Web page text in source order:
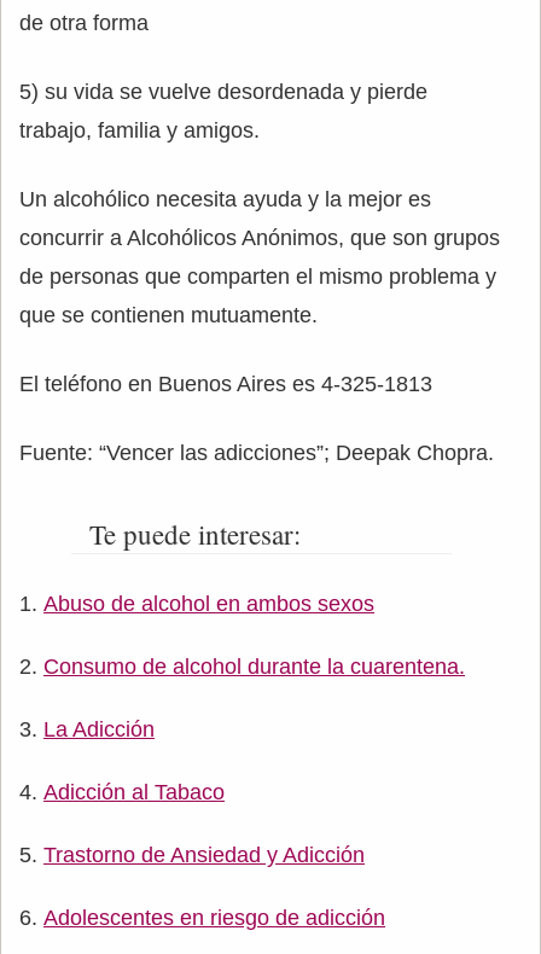
de otra forma
5) su vida se vuelve desordenada y pierde
trabajo, familia y amigos.
Un alcohólico necesita ayuda y la mejor es
concurrir a Alcohólicos Anónimos, que son grupos
de personas que comparten el mismo problema y
que se contienen mutuamente.
El teléfono en Buenos Aires es 4-325-1813
Fuente: “Vencer las adicciones”; Deepak Chopra.
Te puede interesar:
Abuso de alcohol en ambos sexos
Consumo de alcohol durante la cuarentena.
La Adicción
Adicción al Tabaco
Trastorno de Ansiedad y Adicción
Adolescentes en riesgo de adicción